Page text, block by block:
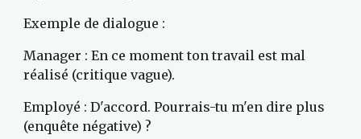
Exemple de dialogue :
Manager : En ce moment ton travail est mal
réalisé (critique vague).
Employé : D'accord. Pourrais-tu m'en dire plus
(enquête négative) ?